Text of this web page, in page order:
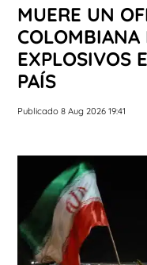
MUERE UN
COLOMBIANA
EXPLOSIVOS
PAÍS
Publicado 8 Aug 2026 19:41